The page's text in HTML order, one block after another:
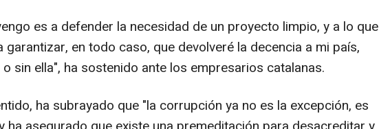
es a defender la necesidad de un proyecto limpio, y a lo que
garantizar, en todo caso, que devolveré la decencia a mi país,
sin ella", ha sostenido ante los empresarios catalanas.
ha subrayado que "la corrupción ya no es la excepción, es